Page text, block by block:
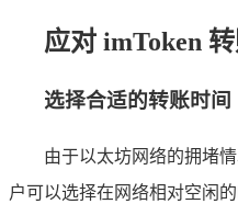
应对 imToken
选择合适的转账时间
由于以太坊网络的拥堵
户可以选择在网络相对空闲